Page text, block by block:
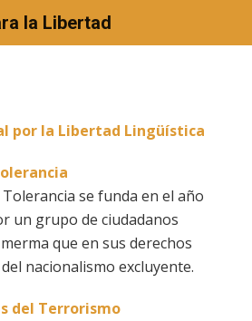
la Libertad
por la Libertad Lingüística
se funda en el año
un grupo de ciudadanos
que en sus derechos
nacionalismo excluyente.
del Terrorismo